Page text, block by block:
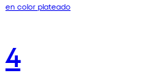
en color plateado
4